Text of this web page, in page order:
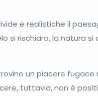
e realistiche il
rischiara, la natura
un piacere
tuttavia, non è